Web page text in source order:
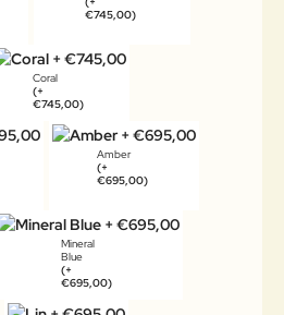
€745,00)
Coral
(+
€745,00)
Amber
(+
€695,00)
Mineral
Blue
(+
€695,00)